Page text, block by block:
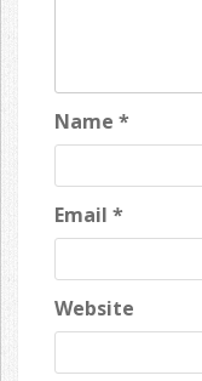
Name *
Email *
Website